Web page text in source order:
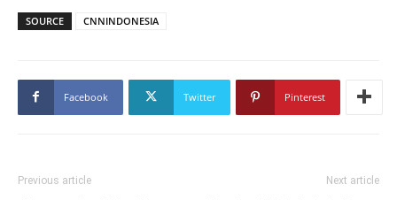
SOURCE CNNINDONESIA
Facebook Twitter Pinterest
Previous article Next article